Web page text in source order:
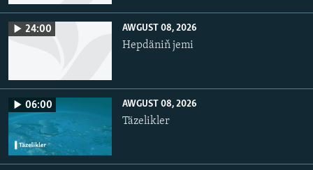
24:00 AWGUST 08, 2026
Hepdäniň jemi
06:00 AWGUST 08, 2026
Täzelikler